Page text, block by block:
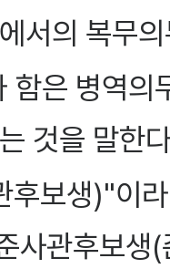
서의 복무
은 병역의
것을 말한
보생)"이
사관후보